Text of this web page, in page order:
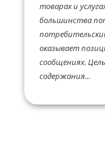
товарах и
большинства
оказывает
сообщениях.
содержания...